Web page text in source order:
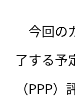
今回の
了する予
（PPP